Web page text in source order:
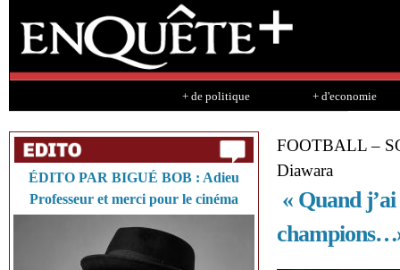
+ de politique + d'economie
ÉDITO PAR BIGUÉ BOB : Adieu
Professeur et merci pour le cinéma
FOOTBALL –
Diawara
« Quand